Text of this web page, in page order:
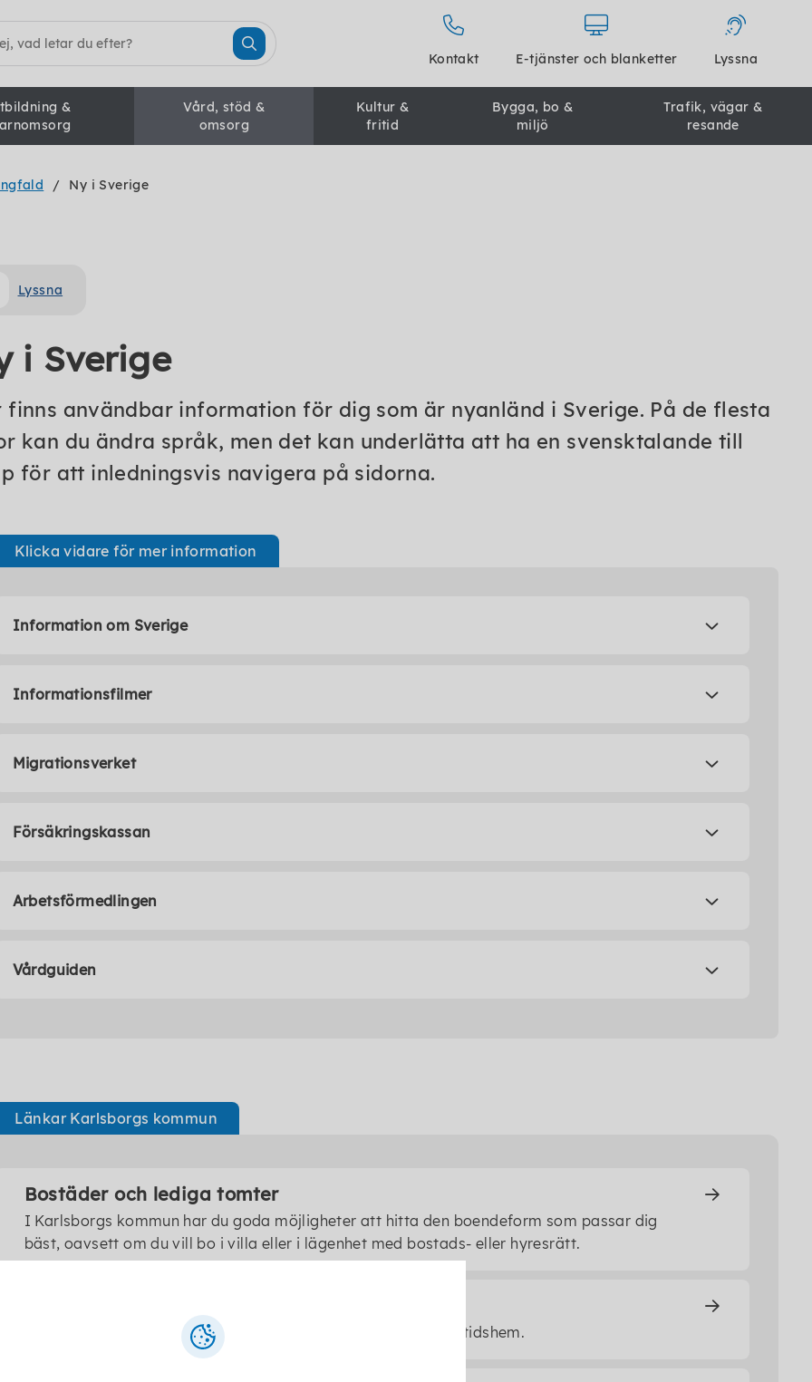
Kontakt E-tjänster och blanketter Lyssna
&
Vård, stöd &
omsorg
Kultur &
fritid
Bygga, bo &
miljö
Trafik, vägar &
resande
Ny i Sverige
Lyssna
i Sverige
finns användbar information för dig som är nyanländ i Sverige. På de flesta
kan du ändra språk, men det kan underlätta att ha en svensktalande till
för att inledningsvis navigera på sidorna.
Klicka vidare för mer information
Information om Sverige
Informationsfilmer
Migrationsverket
Försäkringskassan
Arbetsförmedlingen
Vårdguiden
Länkar Karlsborgs kommun
Bostäder och lediga tomter
I Karlsborgs kommun har du goda möjligheter att hitta den boendeform som passar dig
bäst, oavsett om du vill bo i villa eller i lägenhet med bostads- eller hyresrätt.
Karlsborgs kommun erbjuder förskola, öppen förskola och fritidshem.